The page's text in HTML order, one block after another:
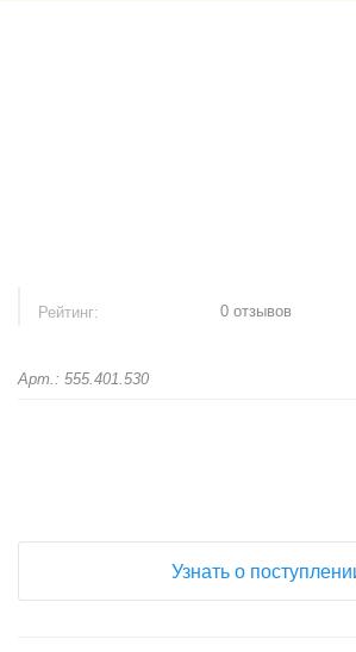
Рейтинг: 0 отзывов
Арт.: 555.401.530
Узнать о